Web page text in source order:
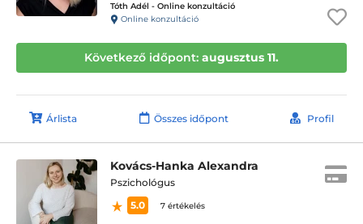
Tóth Adél - Online konzultáció
Online konzultáció
Következő időpont: augusztus 11.
Árlista Összes időpont Profil
Kovács-Hanka Alexandra
Pszichológus
5.0
7 értékelés